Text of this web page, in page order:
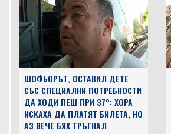
ШОФЬОРЪТ, ОСТАВИЛ ДЕТЕ
СЪС СПЕЦИАЛНИ ПОТРЕБНОСТИ
ДА ХОДИ ПЕШ ПРИ 37°: ХОРА
ИСКАХА ДА ПЛАТЯТ БИЛЕТА, НО
АЗ ВЕЧЕ БЯХ ТРЪГНАЛ